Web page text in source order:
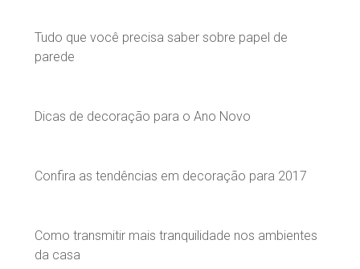
Tudo que você precisa saber sobre papel de
parede
Dicas de decoração para o Ano Novo
Confira as tendências em decoração para 2017
Como transmitir mais tranquilidade nos ambientes
da casa